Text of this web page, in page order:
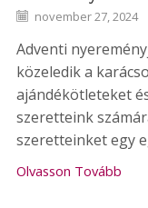
november 27, 2024
Adventi
közeledik a
ajándékötleteket
szeretteink
szeretteinket egy
Olvasson Tovább